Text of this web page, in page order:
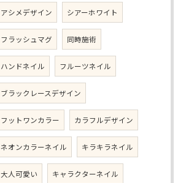
アシメデザイン シアーホワイト
フラッシュマグ 同時施術
ハンドネイル フルーツネイル
ブラックレースデザイン
フットワンカラー カラフルデザイン
ネオンカラーネイル キラキラネイル
大人可愛い キャラクターネイル